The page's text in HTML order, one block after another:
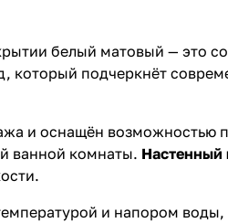
белый матовый — это
который подчеркнёт
и оснащён
ванной комнаты.
и напором